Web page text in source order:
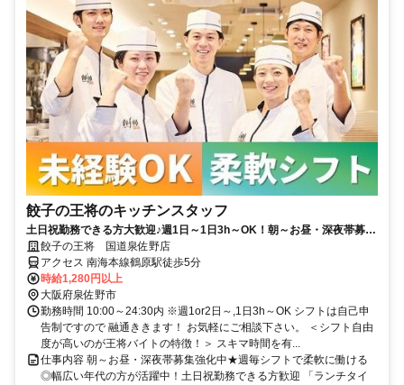
餃子の王将のキッチンスタッフ
土日祝勤務できる方大歓迎♪週1日～1日3h～OK！朝～お昼・深夜帯募集
強化中★嬉しいまかない有◎未経験も安心の教育制度◎
餃子の王将 国道泉佐野店
アクセス 南海本線鶴原駅徒歩5分
時給1,280円以上
大阪府泉佐野市
勤務時間 10:00～24:30内 ※週1or2日～,1日3h～OK シフトは自己申
告制ですので 融通ききます！ お気軽にご相談下さい。 ＜シフト自由
度が高いのが王将バイトの特徴！＞ スキマ時間を有...
仕事内容 朝～お昼・深夜帯募集強化中★週毎シフトで柔軟に働ける
◎幅広い年代の方が活躍中！土日祝勤務できる方歓迎 「ランチタイ